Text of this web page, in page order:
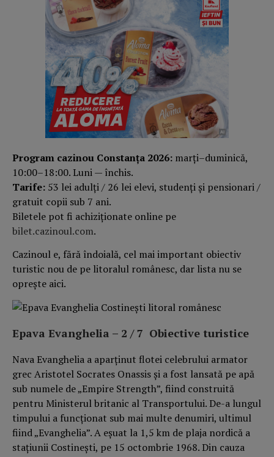
Program cazinou Constanța 2026: marți–duminică,
10:00–18:00. Luni — închis.
Tarife: 53 lei adulți / 26 lei elevi, studenți și pensionari /
gratuit copii sub 7 ani.
Biletele pot fi achiziționate online pe
bilet.cazinoul.com.
Cazinoul e, fără îndoială, cel mai important obiectiv
turistic nou de pe litoralul românesc, dar lista nu se
oprește aici.
Epava Evanghelia – 2 / 7 Obiective turistice
Nava Evanghelia a aparținut flotei celebrului armator
grec Aristotel Socrates Onassis și a fost lansată pe apă
sub numele de „Empire Strength”, fiind construită
pentru Ministerul britanic al Transportului. De-a lungul
timpului a funcționat sub mai multe denumiri, ultimul
fiind „Evanghelia”. A eșuat la 1,5 km de plaja nordică a
stațiunii Costinești, pe 15 octombrie 1968. Din cauza